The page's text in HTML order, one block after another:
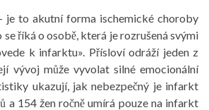
to akutní forma ischemické choroby
se říká o osobě, která je rozrušená svými
k infarktu». Přísloví odráží jeden z
vývoj může vyvolat silné emocionální
ukazují, jak nebezpečný je infarkt
a 154 žen ročně umírá pouze na infarkt